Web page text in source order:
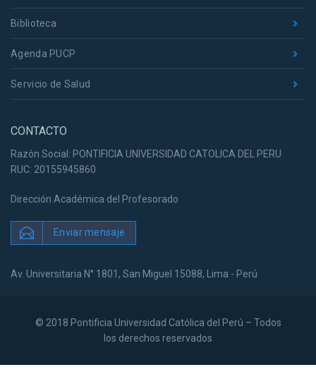
Biblioteca
Agenda PUCP
Servicio de Salud
CONTACTO
Razón Social: PONTIFICIA UNIVERSIDAD CATOLICA DEL PERU
RUC: 20155945860
Dirección Académica del Profesorado
Enviar mensaje
Av. Universitaria N° 1801, San Miguel 15088, Lima - Perú
© 2018 Pontificia Universidad Católica del Perú – Todos
los derechos reservados